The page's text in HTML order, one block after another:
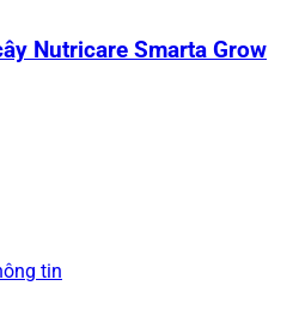
Nutricare Smarta Grow
tin